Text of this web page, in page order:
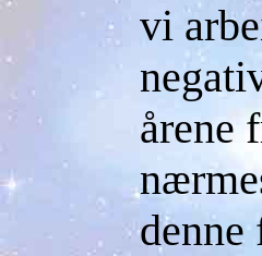
vi
årene